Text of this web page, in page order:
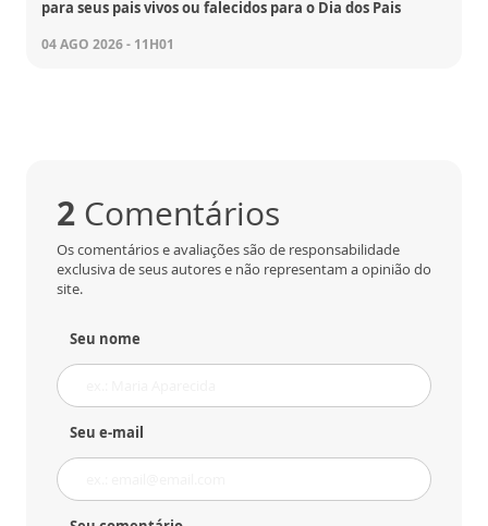
para seus pais vivos ou falecidos para o Dia dos Pais
04 AGO 2026 - 11H01
2 Comentários
Os comentários e avaliações são de responsabilidade
exclusiva de seus autores e não representam a opinião do
site.
Seu nome
Seu e-mail